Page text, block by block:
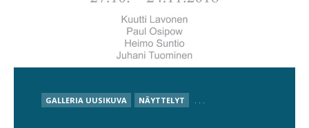
POSTED
IN
GALLERIA UUSIKUVA NÄYTTELYT . . .